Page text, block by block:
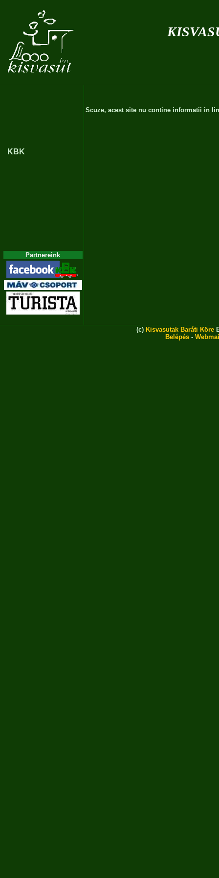
KBK
Partnereink
Scuze, acest site nu contine informatii in
(c) Kisvasutak Baráti Köre
Belépés -